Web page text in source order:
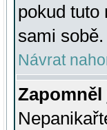
pokud tuto
sami
Návrat